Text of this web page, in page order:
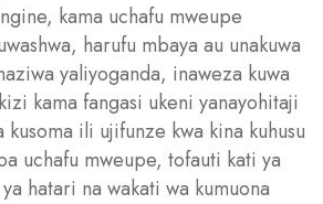
kama uchafu mweupe
harufu mbaya au unakuwa
yaliyoganda, inaweza kuwa
kama fangasi ukeni yanayohitaji
ili ujifunze kwa kina kuhusu
uchafu mweupe, tofauti kati ya
hatari na wakati wa kumuona